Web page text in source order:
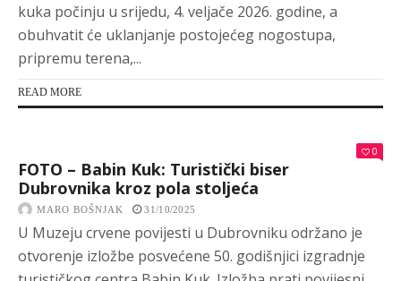
kuka počinju u srijedu, 4. veljače 2026. godine, a
obuhvatit će uklanjanje postojećeg nogostupa,
pripremu terena,...
READ MORE
0
FOTO – Babin Kuk: Turistički biser
Dubrovnika kroz pola stoljeća
MARO BOŠNJAK 31/10/2025
U Muzeju crvene povijesti u Dubrovniku održano je
otvorenje izložbe posvećene 50. godišnjici izgradnje